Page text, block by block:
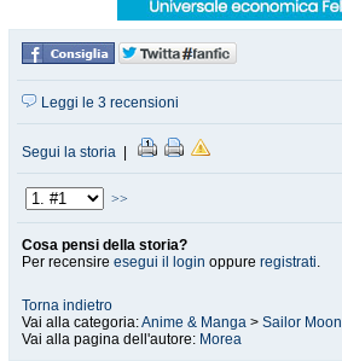
Leggi le 3 recensioni
Segui la storia
>>
Cosa pensi della storia?
Per recensire esegui il login oppure registrati.
Torna indietro
Vai alla categoria:Anime & Manga > Sailor Moon
Vai alla pagina dell'autore: Morea